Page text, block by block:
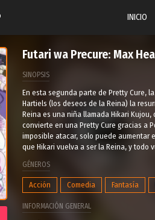
INICIO
Futari wa Precure: Max
SINOPSIS
En esta segunda parte de Pretty Cure,
Hartiels (los deseos de la Reina) la
Reina es una niña llamada Hikari
convierte en una Pretty Cure gracias a
imposible atacar, solo puede aumentar
que Hikari vuelva a ser la Reina, y todo
GÉNEROS
Acción Comedia Fantasía
INFORMACIÓN GENERAL